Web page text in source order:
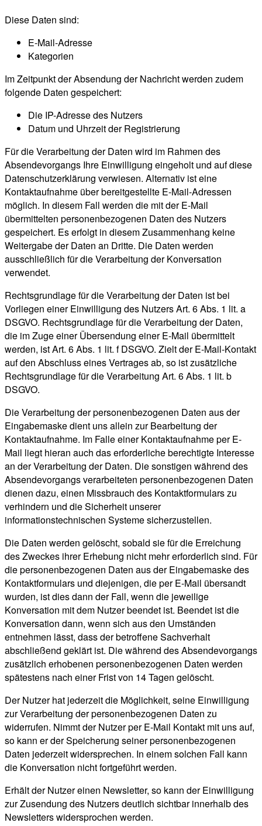
Diese Daten sind:
E-Mail-Adresse
Kategorien
Im Zeitpunkt der Absendung der Nachricht werden zudem
folgende Daten gespeichert:
Die IP-Adresse des Nutzers
Datum und Uhrzeit der Registrierung
Für die Verarbeitung der Daten wird im Rahmen des
Absendevorgangs Ihre Einwilligung eingeholt und auf diese
Datenschutzerklärung verwiesen. Alternativ ist eine
Kontaktaufnahme über bereitgestellte E-Mail-Adressen
möglich. In diesem Fall werden die mit der E-Mail
übermittelten personenbezogenen Daten des Nutzers
gespeichert. Es erfolgt in diesem Zusammenhang keine
Weitergabe der Daten an Dritte. Die Daten werden
ausschließlich für die Verarbeitung der Konversation
verwendet.
Rechtsgrundlage für die Verarbeitung der Daten ist bei
Vorliegen einer Einwilligung des Nutzers Art. 6 Abs. 1 lit. a
DSGVO. Rechtsgrundlage für die Verarbeitung der Daten,
die im Zuge einer Übersendung einer E-Mail übermittelt
werden, ist Art. 6 Abs. 1 lit. f DSGVO. Zielt der E-Mail-Kontakt
auf den Abschluss eines Vertrages ab, so ist zusätzliche
Rechtsgrundlage für die Verarbeitung Art. 6 Abs. 1 lit. b
DSGVO.
Die Verarbeitung der personenbezogenen Daten aus der
Eingabemaske dient uns allein zur Bearbeitung der
Kontaktaufnahme. Im Falle einer Kontaktaufnahme per E-
Mail liegt hieran auch das erforderliche berechtigte Interesse
an der Verarbeitung der Daten. Die sonstigen während des
Absendevorgangs verarbeiteten personenbezogenen Daten
dienen dazu, einen Missbrauch des Kontaktformulars zu
verhindern und die Sicherheit unserer
informationstechnischen Systeme sicherzustellen.
Die Daten werden gelöscht, sobald sie für die Erreichung
des Zweckes ihrer Erhebung nicht mehr erforderlich sind. Für
die personenbezogenen Daten aus der Eingabemaske des
Kontaktformulars und diejenigen, die per E-Mail übersandt
wurden, ist dies dann der Fall, wenn die jeweilige
Konversation mit dem Nutzer beendet ist. Beendet ist die
Konversation dann, wenn sich aus den Umständen
entnehmen lässt, dass der betroffene Sachverhalt
abschließend geklärt ist. Die während des Absendevorgangs
zusätzlich erhobenen personenbezogenen Daten werden
spätestens nach einer Frist von 14 Tagen gelöscht.
Der Nutzer hat jederzeit die Möglichkeit, seine Einwilligung
zur Verarbeitung der personenbezogenen Daten zu
widerrufen. Nimmt der Nutzer per E-Mail Kontakt mit uns auf,
so kann er der Speicherung seiner personenbezogenen
Daten jederzeit widersprechen. In einem solchen Fall kann
die Konversation nicht fortgeführt werden.
Erhält der Nutzer einen Newsletter, so kann der Einwilligung
zur Zusendung des Nutzers deutlich sichtbar innerhalb des
Newsletters widersprochen werden.